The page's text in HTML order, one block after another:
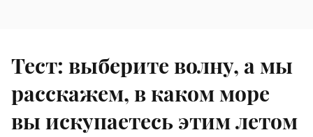
Тест: выберите волну, а мы
расскажем, в каком море
вы искупаетесь этим летом